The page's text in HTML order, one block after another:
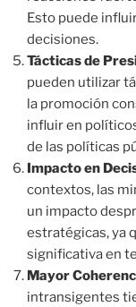
Esto puede
decisiones.
Tácticas de
pueden utilizar
la promoción
influir en
de las políticas
Impacto en
contextos, las
un impacto
estratégicas, ya
significativa en
Mayor
intransigentes